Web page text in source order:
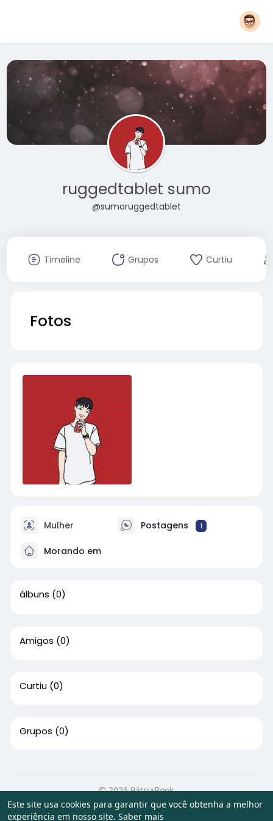
Este site usa cookies para garantir que você obtenha a melhor
experiência em nosso site. Saber mais
ruggedtablet sumo
@sumoruggedtablet
Timeline Grupos Curtiu
Fotos
Mulher Postagens 1
Morando em
álbuns (0)
Amigos (0)
Curtiu (0)
Grupos (0)
© 2026 PátriaBook
Início
Sobre Contato Privacidade
Termos de Uso